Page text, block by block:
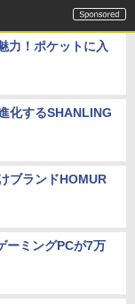
力！ポケットに入
化するSHANLING
ブランドHOMUR
ーミングPCが7万